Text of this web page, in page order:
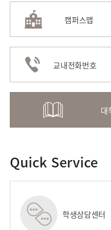
캠퍼스맵
교내전화번호
대
Quick Service
학생상담센터